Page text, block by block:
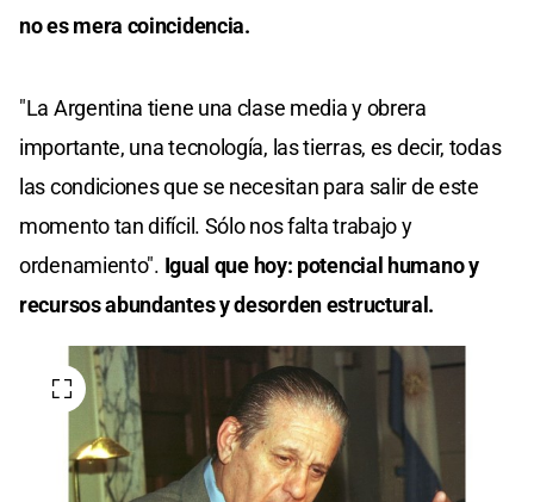
no es mera coincidencia.
"La Argentina tiene una clase media y obrera
importante, una tecnología, las tierras, es decir, todas
las condiciones que se necesitan para salir de este
momento tan difícil. Sólo nos falta trabajo y
ordenamiento". Igual que hoy: potencial humano y
recursos abundantes y desorden estructural.